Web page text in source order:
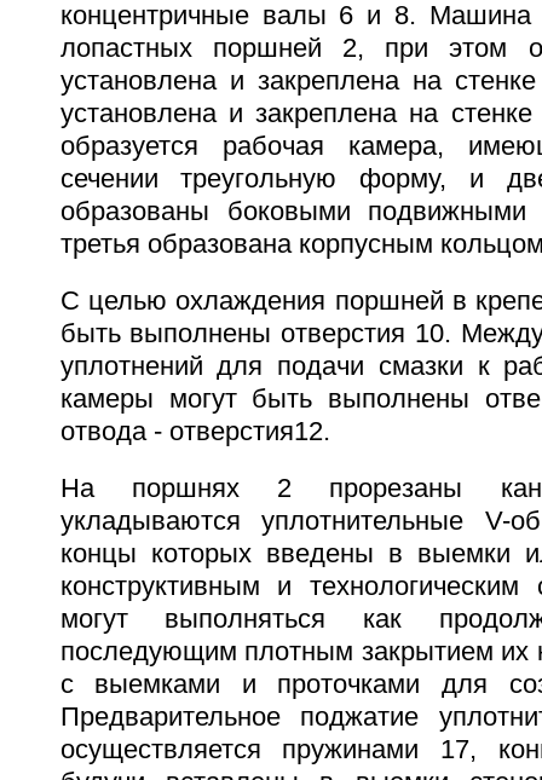
концентричные валы 6 и 8. Машина
лопастных поршней 2, при этом
установлена и закреплена на
установлена и закреплена на
образуется рабочая камера,
сечении треугольную форму, и
образованы боковыми
третья образована корпусным
С целью охлаждения поршней в
быть выполнены отверстия 10.
уплотнений для подачи смазки к
камеры могут быть выполнены
отвода - отверстия12.
На поршнях 2 прорезаны
укладываются уплотнительные V-
концы которых введены в выемки
конструктивным и
могут выполняться как
последующим плотным закрытием их
с выемками и проточками для
Предварительное поджатие
осуществляется пружинами 17,